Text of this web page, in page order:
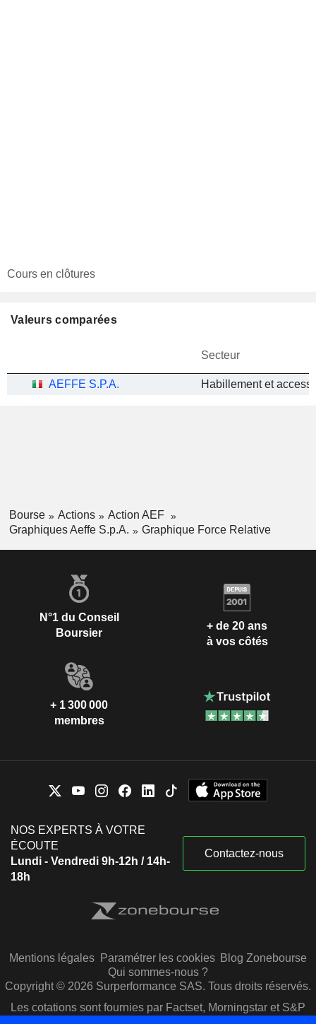
Cours en clôtures
Valeurs comparées
Secteur
AEFFE S.P.A.
Bourse Actions
Action AEF
Graphiques Aeffe S.p.A.
Graphique Force Relative
N°1 du Conseil
Boursier
+ de 20 ans
à vos côtés
+ 1 300 000
membres
NOS EXPERTS À VOTRE
ÉCOUTE
Lundi - Vendredi 9h-12h / 14h-
18h
Contactez-nous
Mentions légales Paramétrer les cookies Blog Zonebourse
Qui sommes-nous ?
Copyright © 2026 Surperformance SAS. Tous droits réservés.
Les cotations sont fournies par Factset, Morningstar et S&P